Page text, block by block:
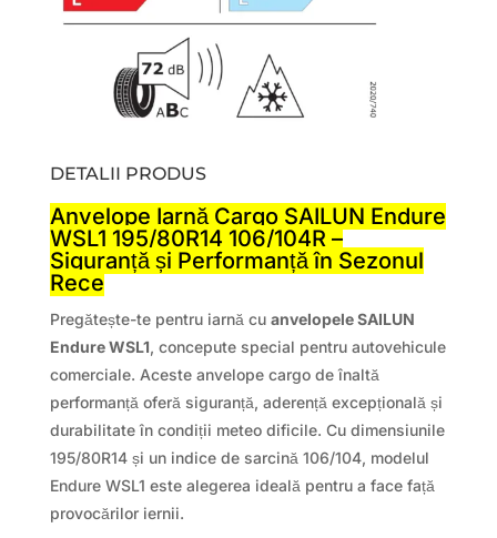
DETALII PRODUS
Anvelope Iarnă Cargo SAILUN Endure
WSL1 195/80R14 106/104R –
Siguranță și Performanță în Sezonul
Rece
Pregătește-te pentru iarnă cu anvelopele SAILUN
Endure WSL1, concepute special pentru autovehicule
comerciale. Aceste anvelope cargo de înaltă
performanță oferă siguranță, aderență excepțională și
durabilitate în condiții meteo dificile. Cu dimensiunile
195/80R14 și un indice de sarcină 106/104, modelul
Endure WSL1 este alegerea ideală pentru a face față
provocărilor iernii.